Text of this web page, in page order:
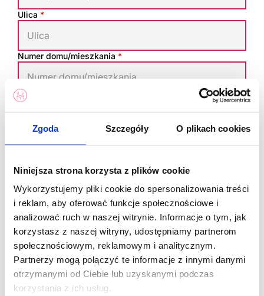
Zgoda Szczegóły O plikach cookies
Niniejsza strona korzysta z plików cookie
Wykorzystujemy pliki cookie do spersonalizowania treści
i reklam, aby oferować funkcje społecznościowe i
analizować ruch w naszej witrynie. Informacje o tym, jak
korzystasz z naszej witryny, udostępniamy partnerom
społecznościowym, reklamowym i analitycznym.
Partnerzy mogą połączyć te informacje z innymi danymi
otrzymanymi od Ciebie lub uzyskanymi podczas
korzystania z ich usług.
Ulica *
Numer domu/mieszkania *
Kraj wydania paszportu*
Data urodzenia*